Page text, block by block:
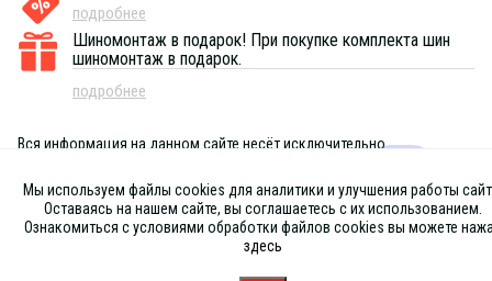
подробнее
Шиномонтаж в подарок! При покупке комплекта шин
шиномонтаж в подарок.
подробнее
Вся информация на данном сайте несёт исключительно
публичной офертой, определяемой положениями Статьи 437 (2) ГК
РФ
Мы используем файлы cookies для аналитики и улучшения работы
Оставаясь на нашем сайте, вы соглашаетесь с их использованием.
Ознакомиться с условиями обработки файлов cookies вы можете
здесь